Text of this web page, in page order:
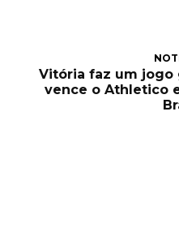
Vitória faz um jogo
vence o Athletico